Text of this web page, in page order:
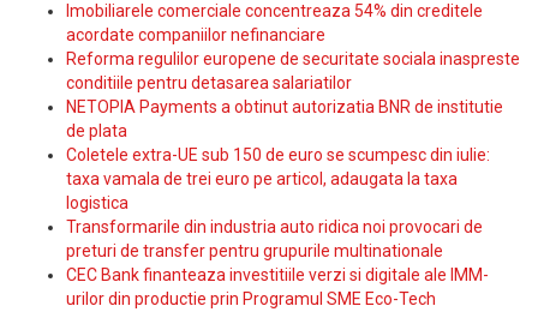
Imobiliarele comerciale concentreaza 54% din creditele
acordate companiilor nefinanciare
Reforma regulilor europene de securitate sociala inaspreste
conditiile pentru detasarea salariatilor
NETOPIA Payments a obtinut autorizatia BNR de institutie
de plata
Coletele extra-UE sub 150 de euro se scumpesc din iulie:
taxa vamala de trei euro pe articol, adaugata la taxa
logistica
Transformarile din industria auto ridica noi provocari de
preturi de transfer pentru grupurile multinationale
CEC Bank finanteaza investitiile verzi si digitale ale IMM-
urilor din productie prin Programul SME Eco-Tech